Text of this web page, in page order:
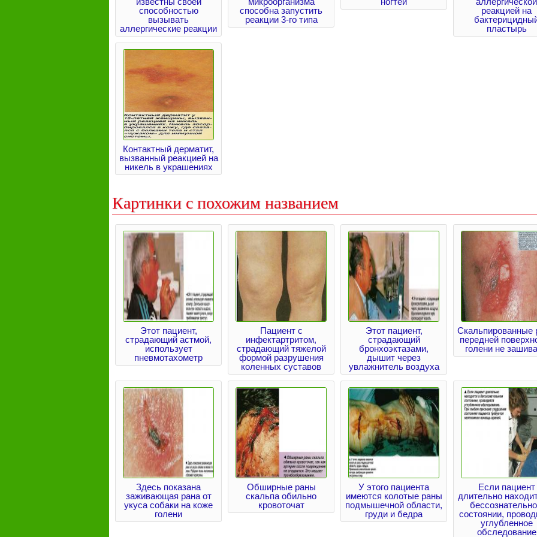
способностью
вызывать
аллергические реакции
способна запустить
реакции 3-го типа
реакцией на
пластырь
Контактный дерматит,
вызванный реакцией на
никель в украшениях
Картинки с похожим названием
Этот пациент,
страдающий астмой,
использует
пневмотахометр
Пациент с
инфектартритом,
страдающий тяжелой
формой разрушения
коленных суставов
Этот пациент,
страдающий
бронхоэктазами,
дышит через
увлажнитель воздуха
Скальпированные
передней
голени не
Здесь показана
заживающая рана от
укуса собаки на коже
голени
Обширные раны
скальпа обильно
кровоточат
У этого пациента
имеются колотые раны
подмышечной области,
груди и бедра
Если пациент
длительно
состоянии,
углубленное
обследование